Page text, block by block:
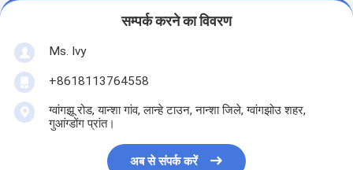
सम्पर्क करने का विवरण
Ms. Ivy
+8618113764558
ग्वांगझू रोड, यान्शा गांव, लान्हे टाउन, नान्शा जिले, ग्वांगझोउ शहर,
गुआंग्डोंग प्रांत।
अब से संपर्क करें